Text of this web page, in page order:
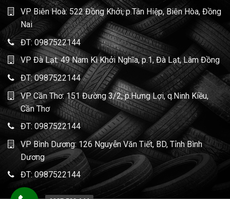
VP Biên Hoà: 522 Đồng Khởi, p.Tân Hiệp, Biên Hòa, Đồng
Nai
ĐT: 0987522144
VP Đà Lạt: 49 Nam Kì Khởi Nghĩa, p.1, Đà Lạt, Lâm Đồng
ĐT:0987522144
VP Cần Thơ: 151 Đường 3/2, p.Hưng Lợi, q.Ninh Kiều,
Cần Thơ
ĐT: 0987522144
VP Bình Dương: 126 Nguyễn Văn Tiết, BD, Tỉnh Bình
Dương
ĐT: 0987522144